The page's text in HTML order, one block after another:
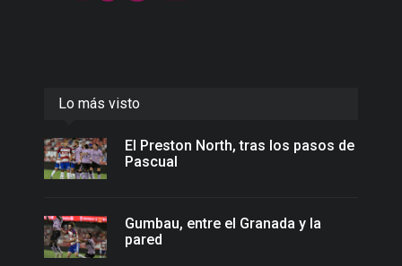
Lo más visto
El Preston North, tras los pasos de
Pascual
Gumbau, entre el Granada y la
pared